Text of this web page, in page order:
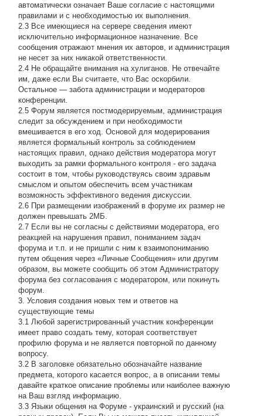
автоматически означает Ваше согласие с настоящими
правилами и с необходимостью их выполнения.
2.3 Все имеющиеся на сервере сведения имеют
исключительно информационное назначение. Все
сообщения отражают мнения их авторов, и администрация
не несет за них никакой ответственности.
2.4 Не обращайте внимания на хулиганов. Не отвечайте
им, даже если Вы считаете, что Вас оскорбили.
Остальное — забота администрации и модераторов
конференции.
2.5 Форум является постмодерируемым, администрация
следит за обсуждением и при необходимости
вмешивается в его ход. Основой для модерирования
является формальный контроль за соблюдением
настоящих правил, однако действия модератора могут
выходить за рамки формального контроля - его задача
состоит в том, чтобы руководствуясь своим здравым
смыслом и опытом обеспечить всем участникам
возможность эффективного ведения дискуссии.
2.6 При размещении изображений в форуме их размер не
должен превышать 2МБ.
2.7 Если вы не согласны с действиями модератора, его
реакцией на нарушения правил, пониманием задач
форума и т.п. и не пришли с ним к взаимопониманию
путем общения через «Личные Сообщения» или другим
образом, вы можете сообщить об этом Администратору
форума без согласования с модератором, или покинуть
форум.
3. Условия создания новых тем и ответов на
существующие темы
3.1 Любой зарегистрированный участник конференции
имеет право создать тему, которая соответствует
профилю форума и не является повторной по данному
вопросу.
3.2 В заголовке обязательно обозначайте название
предмета, которого касается вопрос, а в описании темы
давайте краткое описание проблемы или наиболее важную
на Ваш взгляд информацию.
3.3 Языки общения на Форуме - украинский и русский (на